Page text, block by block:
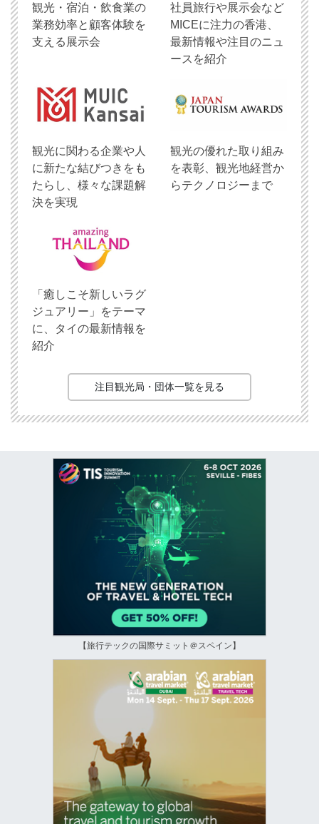
観光・宿泊・飲食業の
業務効率と顧客体験を
支える展示会
社員旅行や展示会など
MICEに注力の香港、
最新情報や注目のニュ
ースを紹介
観光に関わる企業や人
に新たな結びつきをも
たらし、様々な課題解
決を実現
観光の優れた取り組み
を表彰、観光地経営か
らテクノロジーまで
「癒しこそ新しいラグ
ジュアリー」をテーマ
に、タイの最新情報を
紹介
注目観光局・団体一覧を見る
【旅行テックの国際サミット＠スペイン】